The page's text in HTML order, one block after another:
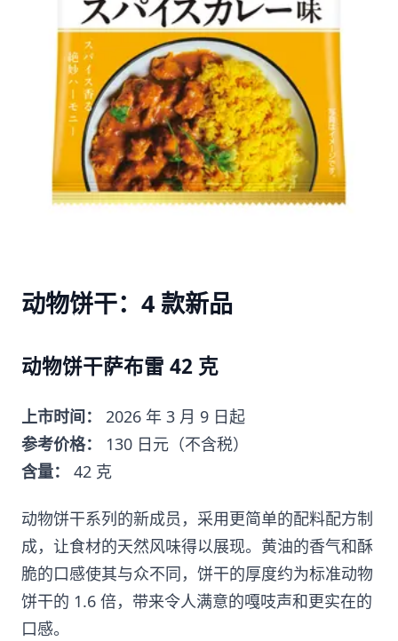
动物饼干：4 款新品
动物饼干萨布雷 42 克
上市时间：
2026 年 3 月 9 日起
参考价格：
130 日元（不含税）
含量：
42 克
动物饼干系列的新成员，采用更简单的配料配方制
成，让食材的天然风味得以展现。黄油的香气和酥
脆的口感使其与众不同，饼干的厚度约为标准动物
饼干的 1.6 倍，带来令人满意的嘎吱声和更实在的
口感。